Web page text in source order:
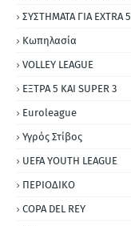
ΣΥΣΤΗΜΑΤΑ ΓΙΑ ΕΧΤRΑ 5
Κωπηλασία
VOLLEY LEAGUE
ΕΞΤΡΑ 5 ΚΑΙ SUPER 3
Εuroleague
Υγρός Στίβος
UEFA YOUTH LEAGUE
ΠΕΡΙΟΔΙΚΟ
COPA DEL REY